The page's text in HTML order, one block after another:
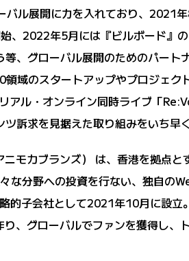
ル展開に力を入れており、2021
、2022年5月には『ビルボード』
、グローバル展開のためのパート
域のスタートアップやプロジェク
ル・オンライン同時ライブ「
訴求を見据えた取り組みをいち早
モカブランズ） は、香港を拠点
分野への投資を行ない、独自の
子会社として2021年10月に設立
、グローバルでファンを獲得し、